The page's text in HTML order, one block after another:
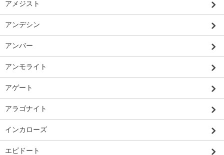
アメジスト
アンデシン
アンバー
アンモライト
アゲート
アラゴナイト
インカローズ
エピドート